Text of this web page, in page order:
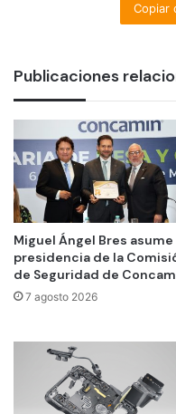
Copiar
Publicaciones
Miguel Ángel Bres asume
presidencia de la
de Seguridad de
7 agosto 2026